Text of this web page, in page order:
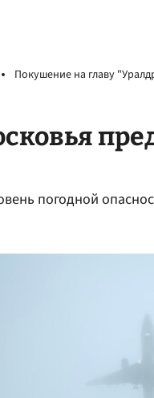
Покушение на главу
погодной